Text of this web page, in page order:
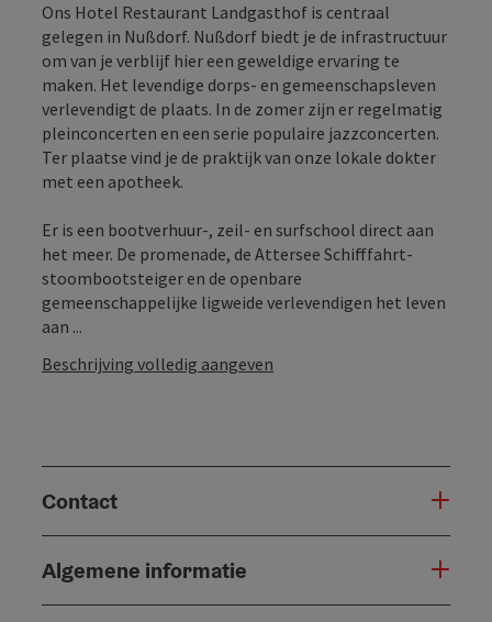
Ons Hotel Restaurant Landgasthof is centraal
gelegen in Nußdorf. Nußdorf biedt je de infrastructuur
om van je verblijf hier een geweldige ervaring te
maken. Het levendige dorps- en gemeenschapsleven
verlevendigt de plaats. In de zomer zijn er regelmatig
pleinconcerten en een serie populaire jazzconcerten.
Ter plaatse vind je de praktijk van onze lokale dokter
met een apotheek.
Er is een bootverhuur-, zeil- en surfschool direct aan
het meer. De promenade, de Attersee Schifffahrt-
stoombootsteiger en de openbare
gemeenschappelijke ligweide verlevendigen het leven
aan ...
Beschrijving volledig aangeven
Contact
Algemene informatie